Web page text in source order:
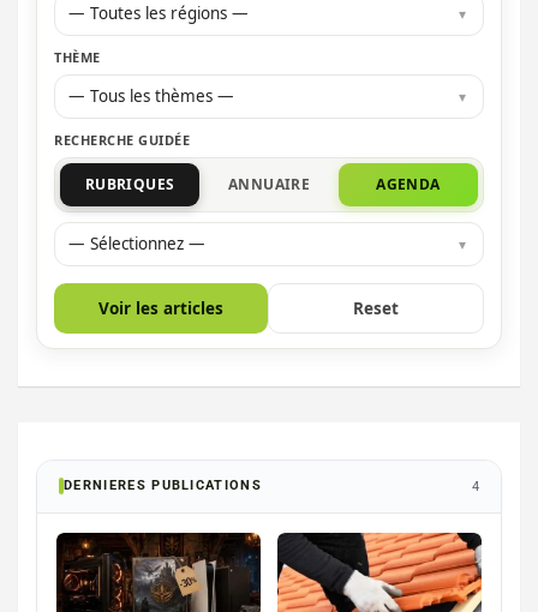
— Toutes les régions —
THÈME
— Tous les thèmes —
RECHERCHE GUIDÉE
RUBRIQUES ANNUAIRE AGENDA
— Sélectionnez —
Voir les articles Reset
DERNIERES PUBLICATIONS 4